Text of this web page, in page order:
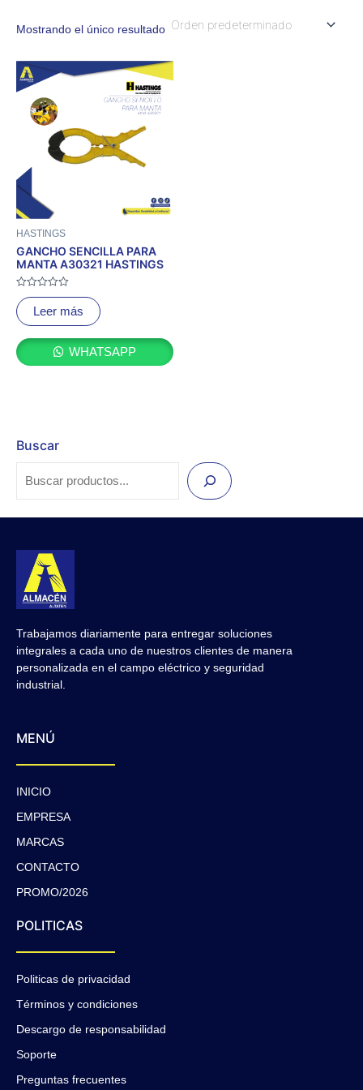
Buscar
Mostrando el único resultado
HASTINGS
GANCHO SENCILLA PARA
MANTA A30321 HASTINGS
Valorado
con
0
de
Leer más
WHATSAPP
Trabajamos diariamente para entregar soluciones
integrales a cada uno de nuestros clientes de manera
personalizada en el campo eléctrico y seguridad
industrial.
MENÚ
INICIO
EMPRESA
MARCAS
CONTACTO
PROMO/2026
POLITICAS
Politicas de privacidad
Términos y condiciones
Descargo de responsabilidad
Soporte
Preguntas frecuentes